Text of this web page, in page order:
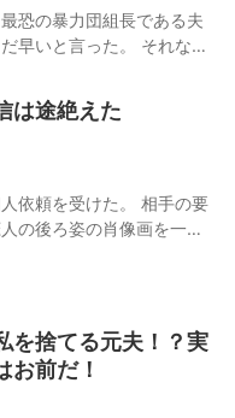
保って身を引きます。 だ
典で、彼は自制心を失い
ものだ！どうして他の男
。
着順なんてありません
ち構えていたその時、松
身の「隠された正体」を
クズな前夫が後
うとするも、松本星嵐は
とさんばかりに撃退。一
ヒモになってもよろしく
よ、私は君を『食べる』
われている。一つは松本
目は坂本凛斗の結婚。そ
数の裏の顔を持ち、実力
恐の暴力団組長である夫
早いと言った。 それなの
れた、彼の隠し子の洗礼
流産させた時に頂点に達
愛人は、私を崖の底に突
ものとして置き去りにし
霊に、帰ってきてくれと
は途絶えた
を受けた。 相手の要
の後ろ姿の肖像画を一枚
出したはずの絵画が、な
ングに現れた。 彼は絵
を愛おしそうに拭いてい
ん。私の生徒がくれた
固まっ
を捨てる元夫！？実
お前だ！